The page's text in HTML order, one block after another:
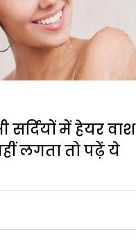
में हेयर वाश
लगता तो पढ़ें ये